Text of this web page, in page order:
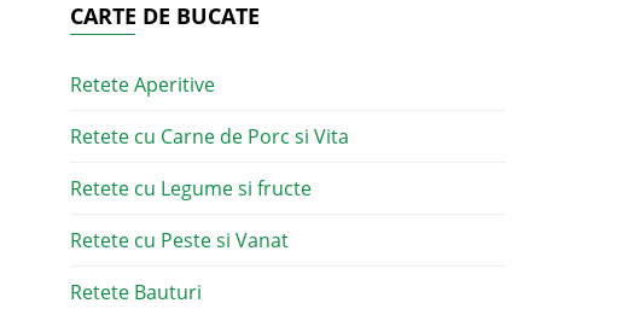
CARTE DE BUCATE
Retete Aperitive
Retete cu Carne de Porc si Vita
Retete cu Legume si fructe
Retete cu Peste si Vanat
Retete Bauturi